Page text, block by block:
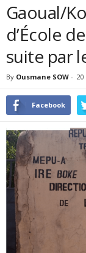
Gaoual/
d’École
suite par
By Ousmane SOW - 20
Facebook